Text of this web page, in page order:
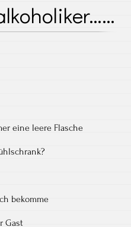
eine leere Flasche
bekomme
Gast